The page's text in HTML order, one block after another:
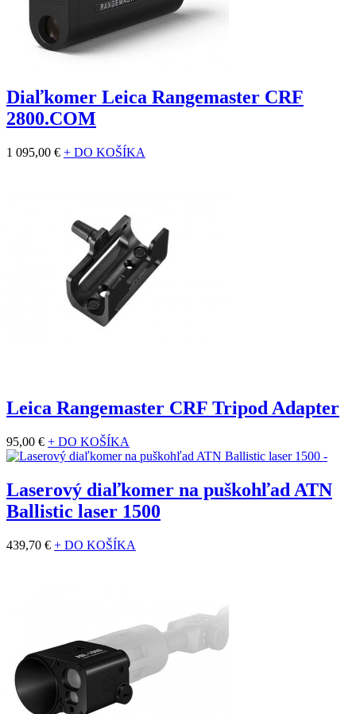
Diaľkomer Leica Rangemaster CRF
2800.COM
1 095,00 € + DO KOŠÍKA
Leica Rangemaster CRF Tripod Adapter
95,00 € + DO KOŠÍKA
Laserový diaľkomer na puškohľad ATN
Ballistic laser 1500
439,70 € + DO KOŠÍKA